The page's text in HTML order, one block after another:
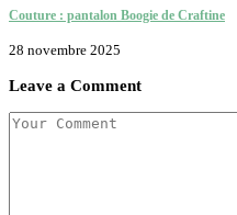
Couture : pantalon Boogie de Craftine
28 novembre 2025
Leave a Comment